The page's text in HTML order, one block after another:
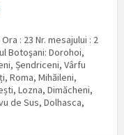
: 23 Nr. mesajului : 2
Botoşani: Dorohoi,
Șendriceni, Vârfu
Roma, Mihăileni,
Lozna, Dimăcheni,
de Sus, Dolhasca,